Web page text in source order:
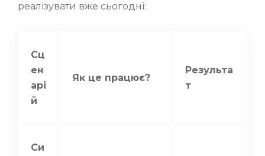
реалізувати вже сьогодні:
Сц
ен
арі
й
Як це працює?
Результа
т
Си